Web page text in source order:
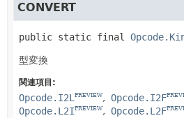
CONVERT
public static final
型変換
関連項目:
Opcode.I2LPREVIEW Opcode.I2F
Opcode.L2IPREVIEW Opcode.L2F